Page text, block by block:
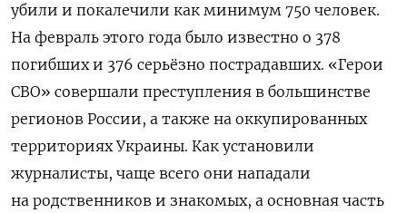
убили и покалечили как минимум 750 человек.
На февраль этого года было известно о 378
погибших и 376 серьёзно пострадавших. «Герои
СВО» совершали преступления в большинстве
регионов России, а также на оккупированных
территориях Украины. Как установили
журналисты, чаще всего они нападали
на родственников и знакомых, а основная часть